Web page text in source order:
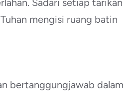
Sadari setiap tarikan
mengisi ruang batin
bertanggungjawab dalam